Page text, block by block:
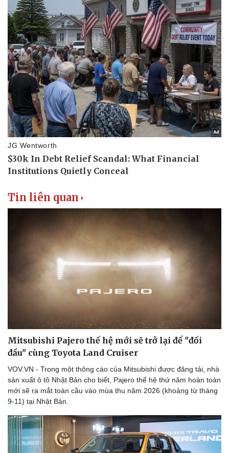
Thế giới thể thao
eSports
Hậu trường
Tư vấn
Tin liên quan
Mitsubishi Pajero thế hệ mới sẽ trở lại để "đối
đầu" cùng Toyota Land Cruiser
VOV.VN - Trong một thông cáo của Mitsubishi được đăng tải, nhà
sản xuất ô tô Nhật Bản cho biết, Pajero thế hệ thứ năm hoàn toàn
mới sẽ ra mắt toàn cầu vào mùa thu năm 2026 (khoảng từ tháng
9-11) tại Nhật Bản.